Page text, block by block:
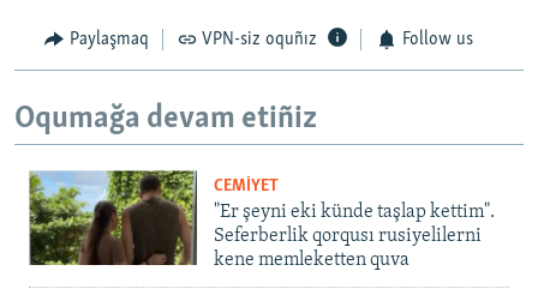
Paylaşmaq VPN-siz oquñız Follow us
Oqumağa devam etiñiz
CEMİYET
"Er şeyni eki künde taşlap kettim".
Seferberlik qorqusı rusiyelilerni
kene memleketten quva